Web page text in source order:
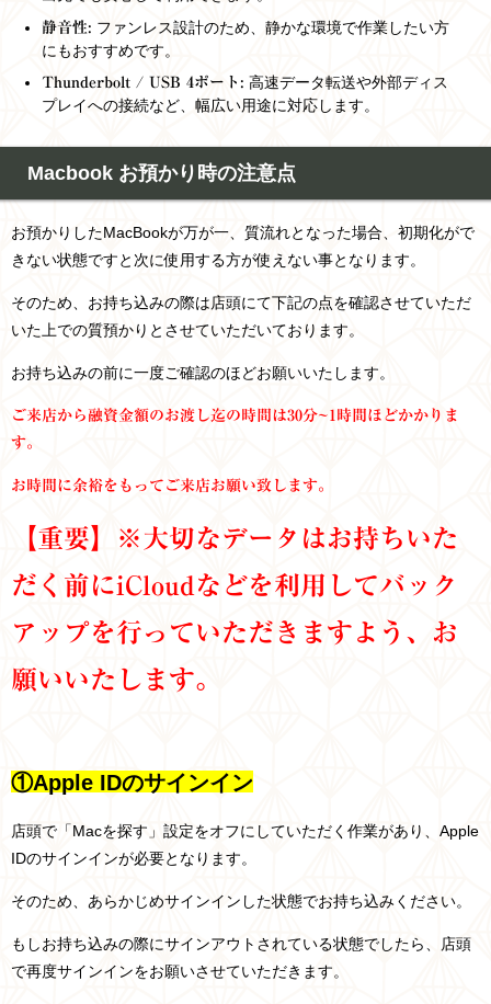
静音性: ファンレス設計のため、静かな環境で作業したい方
にもおすすめです。
Thunderbolt / USB 4ポート: 高速データ転送や外部ディス
プレイへの接続など、幅広い用途に対応します。
Macbook お預かり時の注意点
お預かりしたMacBookが万が一、質流れとなった場合、初期化がで
きない状態ですと次に使用する方が使えない事となります。
そのため、お持ち込みの際は店頭にて下記の点を確認させていただ
いた上での質預かりとさせていただいております。
お持ち込みの前に一度ご確認のほどお願いいたします。
ご来店から融資金額のお渡し迄の時間は30分~1時間ほどかかりま
す。
お時間に余裕をもってご来店お願い致します。
【重要】※大切なデータはお持ちいた
だく前にiCloudなどを利用してバック
アップを行っていただきますよう、お
願いいたします。
①Apple IDのサインイン
店頭で「Macを探す」設定をオフにしていただく作業があり、Apple
IDのサインインが必要となります。
そのため、あらかじめサインインした状態でお持ち込みください。
もしお持ち込みの際にサインアウトされている状態でしたら、店頭
で再度サインインをお願いさせていただきます。